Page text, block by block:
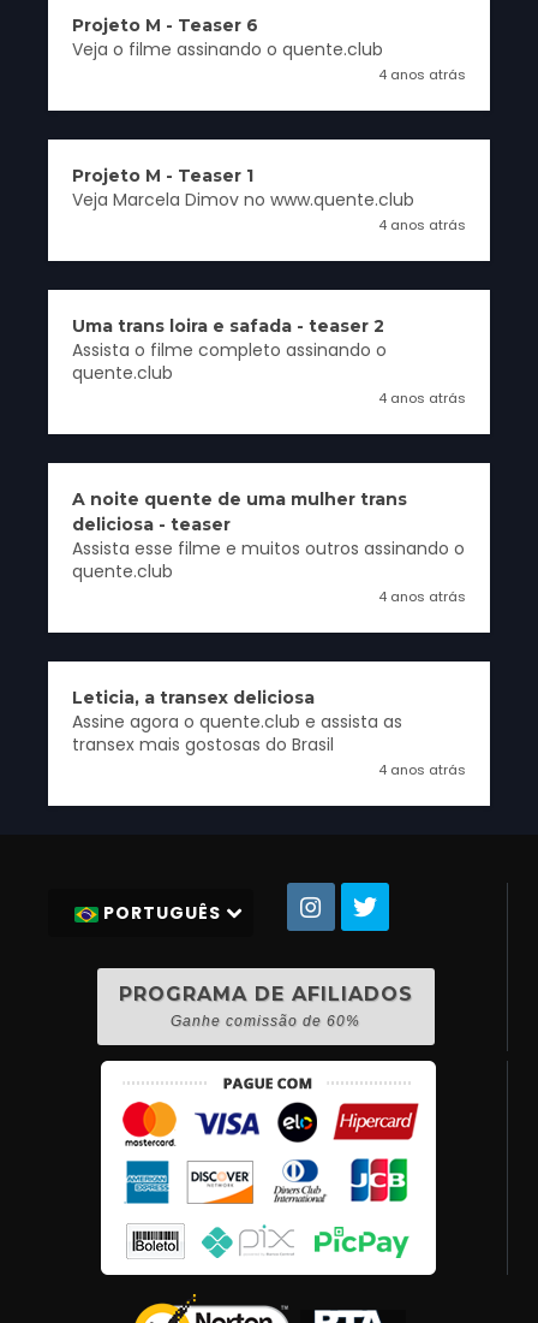
Projeto M - Teaser 6
Veja o filme assinando o quente.club
4 anos atrás
Projeto M - Teaser 1
Veja Marcela Dimov no www.quente.club
4 anos atrás
Uma trans loira e safada - teaser 2
Assista o filme completo assinando o
quente.club
4 anos atrás
A noite quente de uma mulher trans
deliciosa - teaser
Assista esse filme e muitos outros assinando o
quente.club
4 anos atrás
Leticia, a transex deliciosa
Assine agora o quente.club e assista as
transex mais gostosas do Brasil
4 anos atrás
PORTUGUÊS
PROGRAMA DE AFILIADOS
Ganhe comissão de 60%